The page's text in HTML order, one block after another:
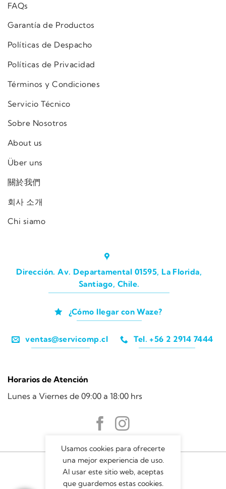
FAQs
Garantía de Productos
Políticas de Despacho
Políticas de Privacidad
Términos y Condiciones
Servicio Técnico
Sobre Nosotros
About us
Über uns
關於我們
회사 소개
Chi siamo
Dirección. Av. Departamental 01595, La Florida,
Santiago, Chile.
¿Cómo llegar con Waze?
ventas@servicomp.cl Tel. +56 2 2914 7444
Horarios de Atención
Lunes a Viernes de 09:00 a 18:00 hrs
Usamos cookies para ofrecerte
una mejor experiencia de uso.
Al usar este sitio web, aceptas
que guardemos estas cookies.